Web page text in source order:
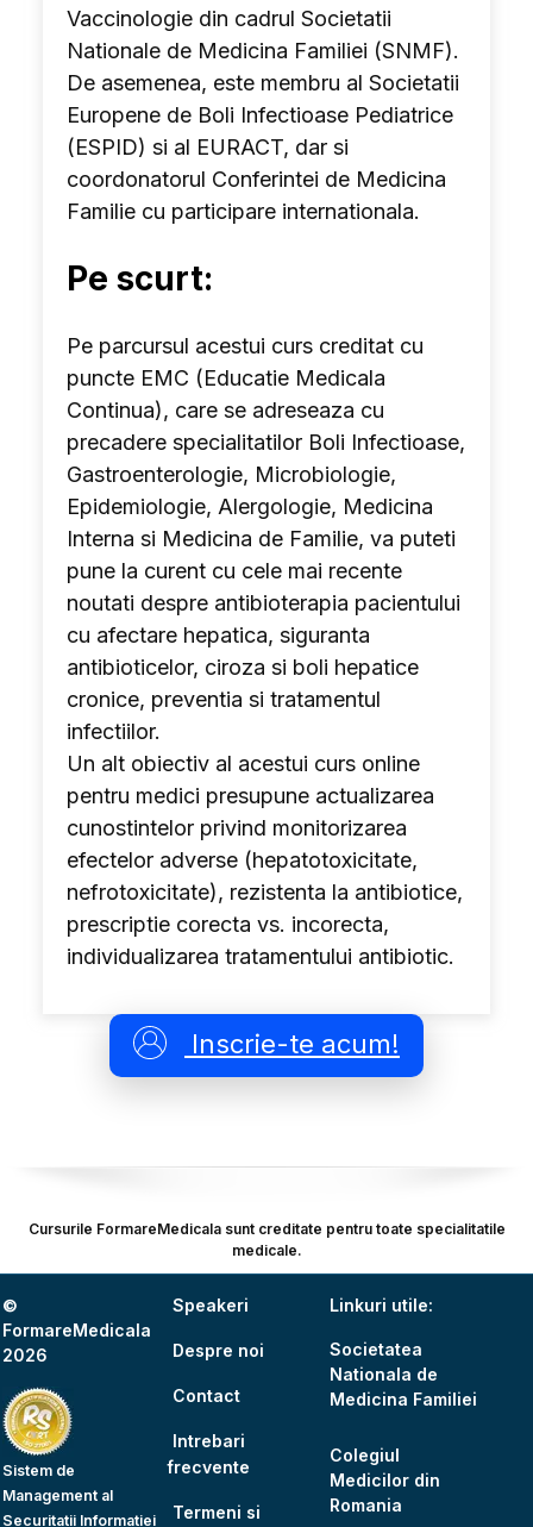
Vaccinologie din cadrul Societatii
Nationale de Medicina Familiei (SNMF).
De asemenea, este membru al Societatii
Europene de Boli Infectioase Pediatrice
(ESPID) si al EURACT, dar si
coordonatorul Conferintei de Medicina
Familie cu participare internationala.
Pe scurt:
Pe parcursul acestui curs creditat cu
puncte EMC (Educatie Medicala
Continua), care se adreseaza cu
precadere specialitatilor Boli Infectioase,
Gastroenterologie, Microbiologie,
Epidemiologie, Alergologie, Medicina
Interna si Medicina de Familie, va puteti
pune la curent cu cele mai recente
noutati despre antibioterapia pacientului
cu afectare hepatica, siguranta
antibioticelor, ciroza si boli hepatice
cronice, preventia si tratamentul
infectiilor.
Un alt obiectiv al acestui curs online
pentru medici presupune actualizarea
cunostintelor privind monitorizarea
efectelor adverse (hepatotoxicitate,
nefrotoxicitate), rezistenta la antibiotice,
prescriptie corecta vs. incorecta,
individualizarea tratamentului antibiotic.
Inscrie-te acum!
Cursurile FormareMedicala sunt creditate pentru toate specialitatile
medicale.
©
FormareMedicala
2026
Sistem de
Management al
Securitatii Informatiei
Speakeri
Despre noi
Contact
Intrebari
frecvente
Termeni si
Linkuri utile:
Societatea
Nationala de
Medicina Familiei
Colegiul
Medicilor din
Romania